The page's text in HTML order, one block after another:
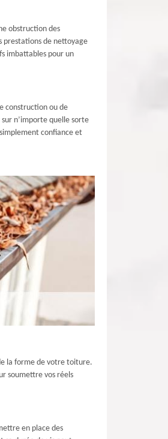
obstruction des
prestations de nettoyage
imbattables pour un
construction ou de
n’importe quelle sorte
confiance et
la forme de votre toiture.
soumettre vos réels
en place des